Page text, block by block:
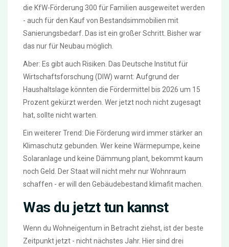
die KfW-Förderung 300 für Familien ausgeweitet werden
- auch für den Kauf von Bestandsimmobilien mit
Sanierungsbedarf. Das ist ein großer Schritt. Bisher war
das nur für Neubau möglich.
Aber: Es gibt auch Risiken. Das Deutsche Institut für
Wirtschaftsforschung (DIW) warnt: Aufgrund der
Haushaltslage könnten die Fördermittel bis 2026 um 15
Prozent gekürzt werden. Wer jetzt noch nicht zugesagt
hat, sollte nicht warten.
Ein weiterer Trend: Die Förderung wird immer stärker an
Klimaschutz gebunden. Wer keine Wärmepumpe, keine
Solaranlage und keine Dämmung plant, bekommt kaum
noch Geld. Der Staat will nicht mehr nur Wohnraum
schaffen - er will den Gebäudebestand klimafit machen.
Was du jetzt tun kannst
Wenn du Wohneigentum in Betracht ziehst, ist der beste
Zeitpunkt jetzt - nicht nächstes Jahr. Hier sind drei